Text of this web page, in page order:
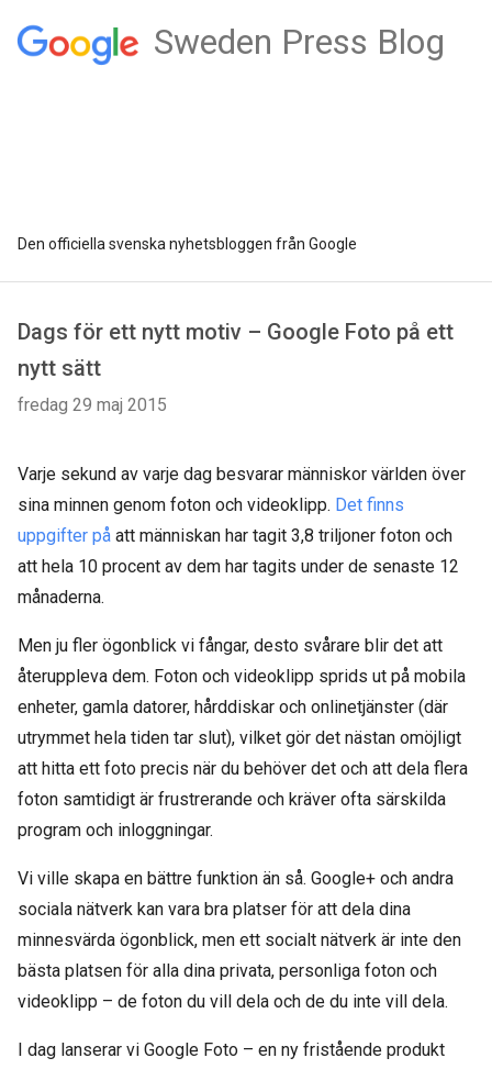
Sweden Press Blog
Den officiella svenska nyhetsbloggen från Google
Dags för ett nytt motiv – Google Foto på ett
nytt sätt
fredag 29 maj 2015
Varje sekund av varje dag besvarar människor världen över
sina minnen genom foton och videoklipp. Det finns
uppgifter på att människan har tagit 3,8 triljoner foton och
att hela 10 procent av dem har tagits under de senaste 12
månaderna.
Men ju fler ögonblick vi fångar, desto svårare blir det att
återuppleva dem. Foton och videoklipp sprids ut på mobila
enheter, gamla datorer, hårddiskar och onlinetjänster (där
utrymmet hela tiden tar slut), vilket gör det nästan omöjligt
att hitta ett foto precis när du behöver det och att dela flera
foton samtidigt är frustrerande och kräver ofta särskilda
program och inloggningar.
Vi ville skapa en bättre funktion än så. Google+ och andra
sociala nätverk kan vara bra platser för att dela dina
minnesvärda ögonblick, men ett socialt nätverk är inte den
bästa platsen för alla dina privata, personliga foton och
videoklipp – de foton du vill dela och de du inte vill dela.
I dag lanserar vi Google Foto – en ny fristående produkt